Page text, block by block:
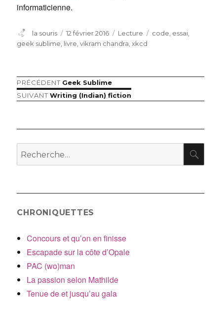
informaticienne.
Auteur
la souris
Publié
le
12 février 2016 Catégories
Lecture Étiquettes
code essai
geek sublime livre ,vikram chandra ,xkcd
Navigation
l’article
PRÉCÉDENT Article
précédent :
Geek Sublime
SUIVANT Article
Writing (Indian) fiction
Recherche
pour
CHRONIQUETTES
Concours et qu’on en finisse
Escapade sur la côte d’Opale
PAC (wo)man
La passion selon Mathilde
Tenue de et jusqu’au gala